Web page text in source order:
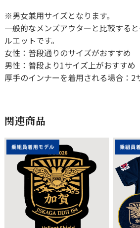
※男女兼用サイズとなります。
一般的なメンズアウターと比較する
ルエットです。
女性：普段通りのサイズがおすすめ
男性：普段より1サイズ上がおすすめ
厚手のインナーを着用される場合：2
関連商品